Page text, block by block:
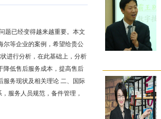
题已经变得越来越重要。本文
尔等企业的案例，希望给贵公
进行分析，在此基础上，分析
降低售后服务成本，提高售后
服务现状及相关理论 二、国际
服务人员规范，备件管理，